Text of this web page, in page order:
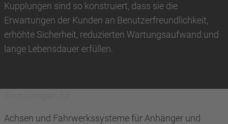
Kupplungen sind so konstruiert, dass sie die
Erwartungen der Kunden an Benutzerfreundlichkeit,
erhöhte Sicherheit, reduzierten Wartungsaufwand und
lange Lebensdauer erfüllen.
Achsen und Fahrwerkssysteme für Anhänger und